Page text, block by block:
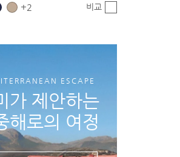
2 비교
ESCAPE
가 제안하는
해로의 여정